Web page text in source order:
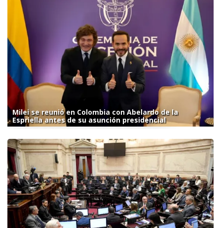
Milei se reunió en Colombia con Abelardo de la
Espriella antes de su asunción presidencial